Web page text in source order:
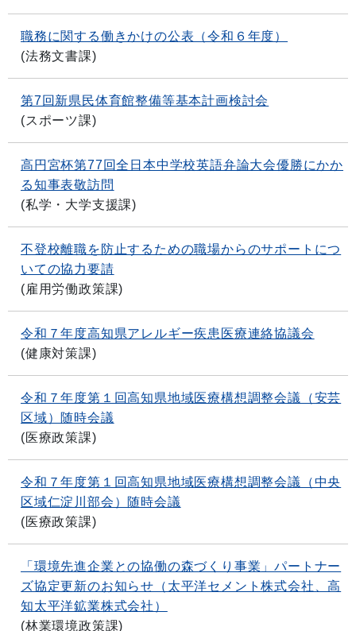
職務に関する働きかけの公表（令和６年度）
(法務文書課)
第7回新県民体育館整備等基本計画検討会
(スポーツ課)
高円宮杯第77回全日本中学校英語弁論大会優勝にかか
る知事表敬訪問
(私学・大学支援課)
不登校離職を防止するための職場からのサポートにつ
いての協力要請
(雇用労働政策課)
令和７年度高知県アレルギー疾患医療連絡協議会
(健康対策課)
令和７年度第１回高知県地域医療構想調整会議（安芸
区域）随時会議
(医療政策課)
令和７年度第１回高知県地域医療構想調整会議（中央
区域仁淀川部会）随時会議
(医療政策課)
「環境先進企業との協働の森づくり事業」パートナー
ズ協定更新のお知らせ（太平洋セメント株式会社、高
知太平洋鉱業株式会社）
(林業環境政策課)